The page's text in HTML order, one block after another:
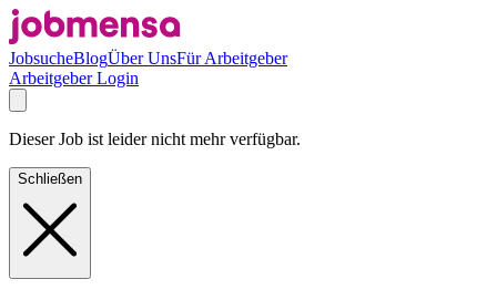
JobsucheBlogÜber UnsFür Arbeitgeber
Arbeitgeber Login
Dieser Job ist leider nicht mehr verfügbar.
Schließen